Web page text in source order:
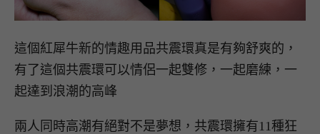
這個紅犀牛新的情趣用品共震環真是有夠舒爽的，
有了這個共震環可以情侶一起雙修，一起磨練，一
起達到浪潮的高峰
兩人同時高潮有絕對不是夢想，共震環擁有11種狂